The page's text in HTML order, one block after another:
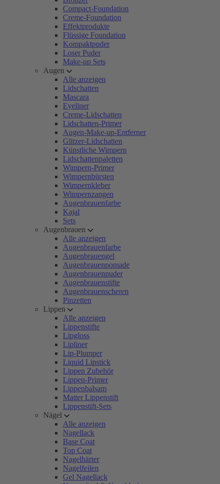
Compact-Foundation
Creme-Foundation
Effektprodukte
Flüssige Foundation
Kompaktpuder
Loser Puder
Make-up Sets
Augen
Alle anzeigen
Lidschatten
Mascara
Eyeliner
Creme-Lidschatten
Lidschatten-Primer
Augen-Make-up-Entferner
Glitzer-Lidschatten
Künstliche Wimpern
Lidschattenpaletten
Wimpern-Primer
Wimpernbürsten
Wimpernkleber
Wimpernzangen
Augenbrauenfarbe
Kajal
Sets
Augenbrauen
Alle anzeigen
Augenbrauenfarbe
Augenbrauengel
Augenbrauenpomade
Augenbrauenpuder
Augenbrauenstifte
Augenbrauenscheren
Pinzetten
Lippen
Alle anzeigen
Lippenstifte
Lipgloss
Lipliner
Lip-Plumper
Liquid Lipstick
Lippen Zubehör
Lippen-Primer
Lippenbalsam
Matter Lippenstift
Lippenstift-Sets
Nägel
Alle anzeigen
Nagellack
Base Coat
Top Coat
Nagelhärter
Nagelfeilen
Gel Nagellack